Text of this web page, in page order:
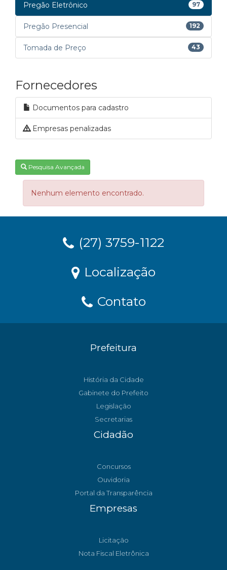
Pregão Eletrônico 97
Pregão Presencial 192
Tomada de Preço 43
Fornecedores
Documentos para cadastro
Empresas penalizadas
Pesquisa Avançada
Nenhum elemento encontrado.
(27) 3759-1122
Localização
Contato
Prefeitura
História da Cidade
Gabinete do Prefeito
Legislação
Secretarias
Cidadão
Concursos
Ouvidoria
Portal da Transparência
Empresas
Licitação
Nota Fiscal Eletrônica